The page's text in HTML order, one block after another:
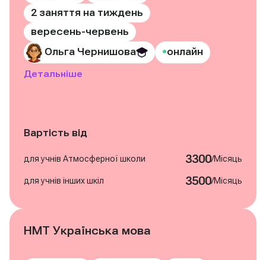
2 заняття на тиждень
вересень-червень
Ольга Чернишова
•онлайн
Детальніше
Вартість від
для учнів Атмосферної школи 3300/Місяць
для учнів інших шкіл 3500/Місяць
НМТ Українська мова